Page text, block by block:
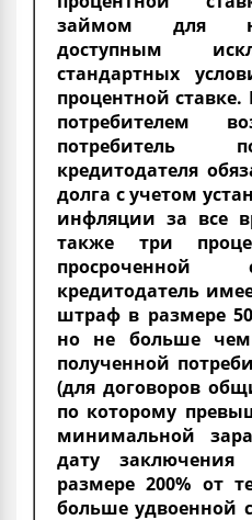
займом для
доступным
стандартных
процентной ставке.
потребителем
потребитель
кредитодателя
долга с учетом
инфляции за все
также три
кредитодатель
штраф в размере
но не больше
полученной
(для договоров
по которому
минимальной
дату
размере 200% от
больше удвоенной